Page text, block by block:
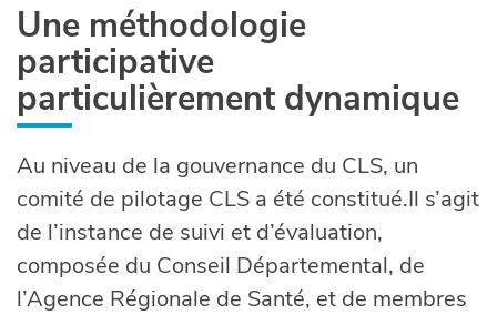
Une méthodologie
participative
particulièrement dynamique
Au niveau de la gouvernance du CLS, un
comité de pilotage CLS a été constitué.Il s’agit
de l’instance de suivi et d’évaluation,
composée du Conseil Départemental, de
l’Agence Régionale de Santé, et de membres